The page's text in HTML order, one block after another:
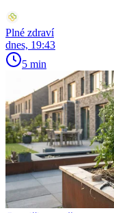
Plné zdraví
dnes, 19:43
5 min